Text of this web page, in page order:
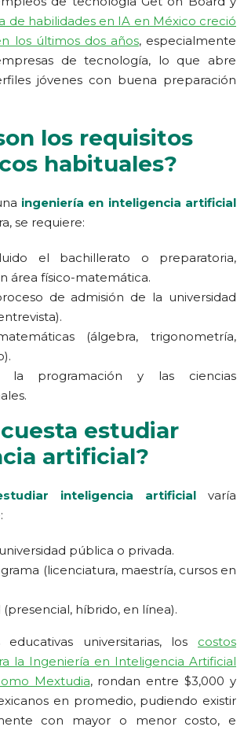
de habilidades en IA en México creció
los últimos dos años, especialmente
de tecnología, lo que abre
jóvenes con buena preparación
los requisitos
habituales?
ingeniería en inteligencia artificial
se requiere:
el bachillerato o preparatoria,
área físico-matemática.
de admisión de la universidad
(álgebra, trigonometría,
la programación y las ciencias
estudiar
artificial?
inteligencia artificial varía
pública o privada.
(licenciatura, maestría, cursos en
híbrido, en línea).
educativas universitarias, los costos
la Ingeniería en Inteligencia Artificial
Mextudia, rondan entre $3,000 y
en promedio, pudiendo existir
con mayor o menor costo, e